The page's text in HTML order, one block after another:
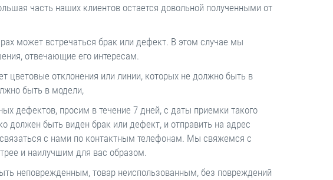
часть наших клиентов остается довольной полученными от
может встречаться брак или дефект. В этом случае мы
отвечающие его интересам.
цветовые отклонения или линии, которых не должно быть в
быть в модели,
дефектов, просим в течение 7 дней, с даты приемки такого
должен быть виден брак или дефект, и отправить на адрес
с нами по контактным телефонам. Мы свяжемся с
и наилучшим для вас образом.
неповрежденным, товар неиспользованным, без повреждений